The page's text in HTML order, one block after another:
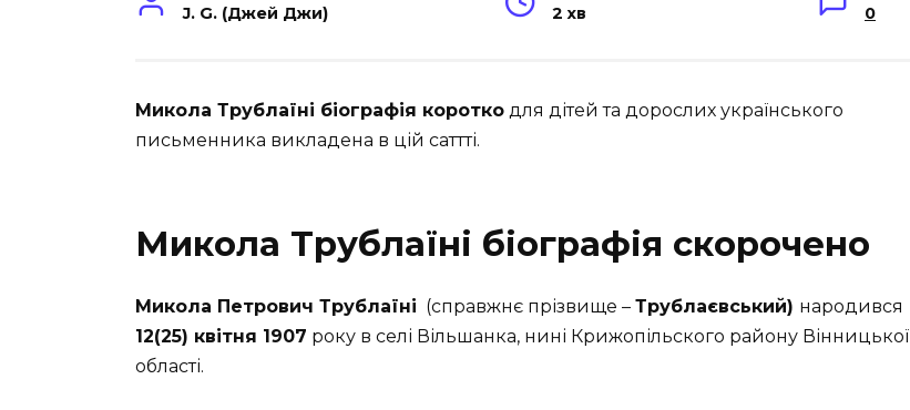
J. G. (Джей Джи) 2 хв 0
Микола Трублаїні біографія коротко для дітей та дорослих українського
письменника викладена в цій саттті.
Микола Трублаїні біографія скорочено
Микола Петрович Трублаїні (справжнє прізвище – Трублаєвський) народився
12(25) квітня 1907 року в селі Вільшанка, нині Крижопільского району Вінницької
області.